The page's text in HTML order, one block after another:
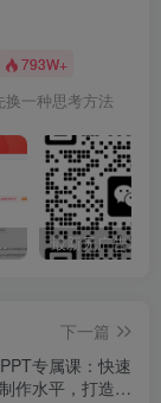
793W+
一种思考方法
！！【限时五折优惠】
下一篇
专属课：快速
作水平，打造生